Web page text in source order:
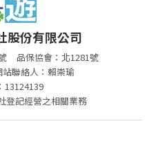
股份有限公司
品保協會：北1281號
聯絡人：賴崇瑜
13124139
登記經營之相關業務